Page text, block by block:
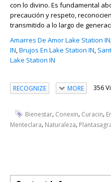
con lo divino. Es fundamental
precaución y respeto,
transmitido a lo largo de
Amarres De Amor Lake Station IN
IN,Brujos En Lake Station IN,
Lake Station IN
RECOGNIZE MORE 356
Bienestar, Conexin, Curacin,
Menteclara, Naturaleza,